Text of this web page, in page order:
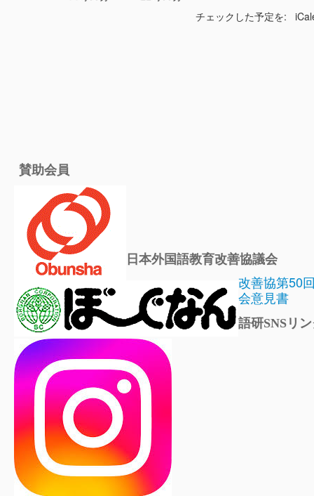
チェックした予定を:
賛助会員
日本外国語教育改善協議会
改善協第50
会意見書
語研SNSリ